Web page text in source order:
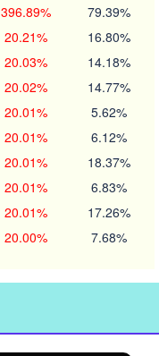
396.89% 79.39%
20.21% 16.80%
20.03% 14.18%
20.02% 14.77%
20.01% 5.62%
20.01% 6.12%
20.01% 18.37%
20.01% 6.83%
20.01% 17.26%
20.00% 7.68%